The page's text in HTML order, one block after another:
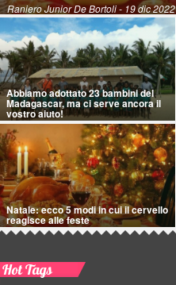
Raniero Junior De Bortoli- 19 dic 2022
Abbiamo adottato 23 bambini del
Madagascar, ma ci serve ancora il
vostro aiuto!
Natale: ecco 5 modi in cui il cervello
reagisce alle feste
Hot Tags